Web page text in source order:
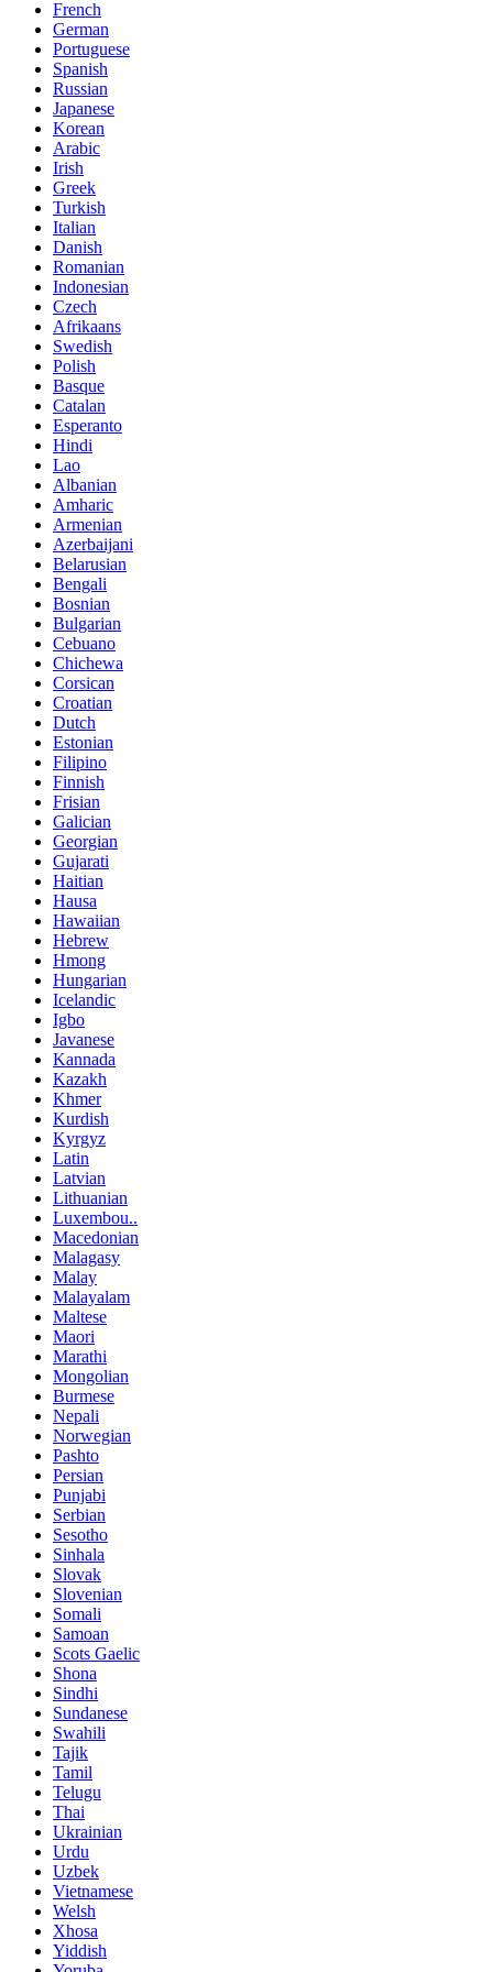
French
German
Portuguese
Spanish
Russian
Japanese
Korean
Arabic
Irish
Greek
Turkish
Italian
Danish
Romanian
Indonesian
Czech
Afrikaans
Swedish
Polish
Basque
Catalan
Esperanto
Hindi
Lao
Albanian
Amharic
Armenian
Azerbaijani
Belarusian
Bengali
Bosnian
Bulgarian
Cebuano
Chichewa
Corsican
Croatian
Dutch
Estonian
Filipino
Finnish
Frisian
Galician
Georgian
Gujarati
Haitian
Hausa
Hawaiian
Hebrew
Hmong
Hungarian
Icelandic
Igbo
Javanese
Kannada
Kazakh
Khmer
Kurdish
Kyrgyz
Latin
Latvian
Lithuanian
Luxembou..
Macedonian
Malagasy
Malay
Malayalam
Maltese
Maori
Marathi
Mongolian
Burmese
Nepali
Norwegian
Pashto
Persian
Punjabi
Serbian
Sesotho
Sinhala
Slovak
Slovenian
Somali
Samoan
Scots Gaelic
Shona
Sindhi
Sundanese
Swahili
Tajik
Tamil
Telugu
Thai
Ukrainian
Urdu
Uzbek
Vietnamese
Welsh
Xhosa
Yiddish